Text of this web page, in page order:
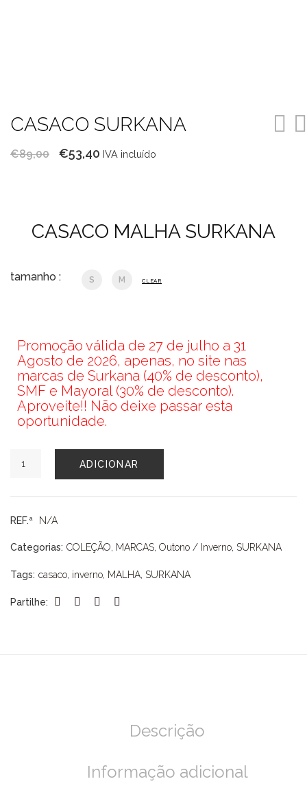
CASACO SURKANA
€89,00
O
€89,00.
€53,40 O
€53,40.
IVA incluído
CASACO MALHA SURKANA
tamanho : S M CLEAR
Promoção válida de 27 de julho a 31
Agosto de 2026, apenas, no site nas
marcas de Surkana (40% de desconto),
SMF e Mayoral (30% de desconto).
Aproveite!! Não deixe passar esta
oportunidade.
de
SURKANA
ADICIONAR
REF.ª N/A
Categorias: COLEÇÃO, MARCAS, Outono / Inverno, SURKANA
Tags: casaco, inverno, MALHA, SURKANA
Partilhe:
Descrição
Informação adicional